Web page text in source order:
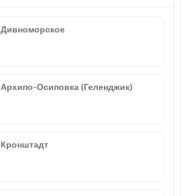
Дивноморское
Архипо-Осиповка (Геленджик)
Кронштадт